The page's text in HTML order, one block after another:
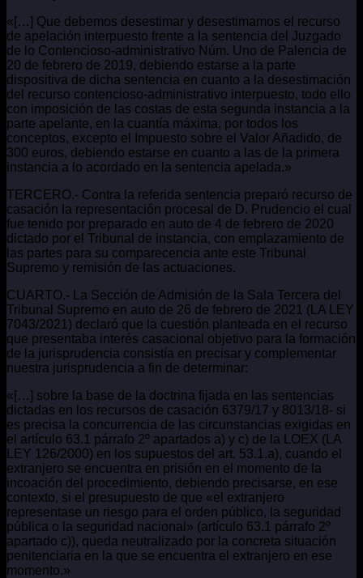
«[…] Que debemos desestimar y desestimamos el recurso
de apelación interpuesto frente a la sentencia del Juzgado
de lo Contencioso-administrativo Núm. Uno de Palencia de
20 de febrero de 2019, debiendo estarse a la parte
dispositiva de dicha sentencia en cuanto a la desestimación
del recurso contencioso-administrativo interpuesto, todo ello
con imposición de las costas de esta segunda instancia a la
parte apelante, en la cuantía máxima, por todos los
conceptos, excepto el Impuesto sobre el Valor Añadido, de
300 euros, debiendo estarse en cuanto a las de la primera
instancia a lo acordado en la sentencia apelada.»
TERCERO.- Contra la referida sentencia preparó recurso de
casación la representación procesal de D. Prudencio el cual
fue tenido por preparado en auto de 4 de febrero de 2020
dictado por el Tribunal de instancia, con emplazamiento de
las partes para su comparecencia ante este Tribunal
Supremo y remisión de las actuaciones.
CUARTO.- La Sección de Admisión de la Sala Tercera del
Tribunal Supremo en auto de 26 de febrero de 2021 (LA LEY
7043/2021) declaró que la cuestión planteada en el recurso
que presentaba interés casacional objetivo para la formación
de la jurisprudencia consistía en precisar y complementar
nuestra jurisprudencia a fin de determinar:
«[…] sobre la base de la doctrina fijada en las sentencias
dictadas en los recursos de casación 6379/17 y 8013/18- si
es precisa la concurrencia de las circunstancias exigidas en
el artículo 63.1 párrafo 2º apartados a) y c) de la LOEX (LA
LEY 126/2000) en los supuestos del art. 53.1.a), cuando el
extranjero se encuentra en prisión en el momento de la
incoación del procedimiento, debiendo precisarse, en ese
contexto, si el presupuesto de que «el extranjero
representase un riesgo para el orden público, la seguridad
pública o la seguridad nacional» (artículo 63.1 párrafo 2º
apartado c)), queda neutralizado por la concreta situación
penitenciaria en la que se encuentra el extranjero en ese
momento.»